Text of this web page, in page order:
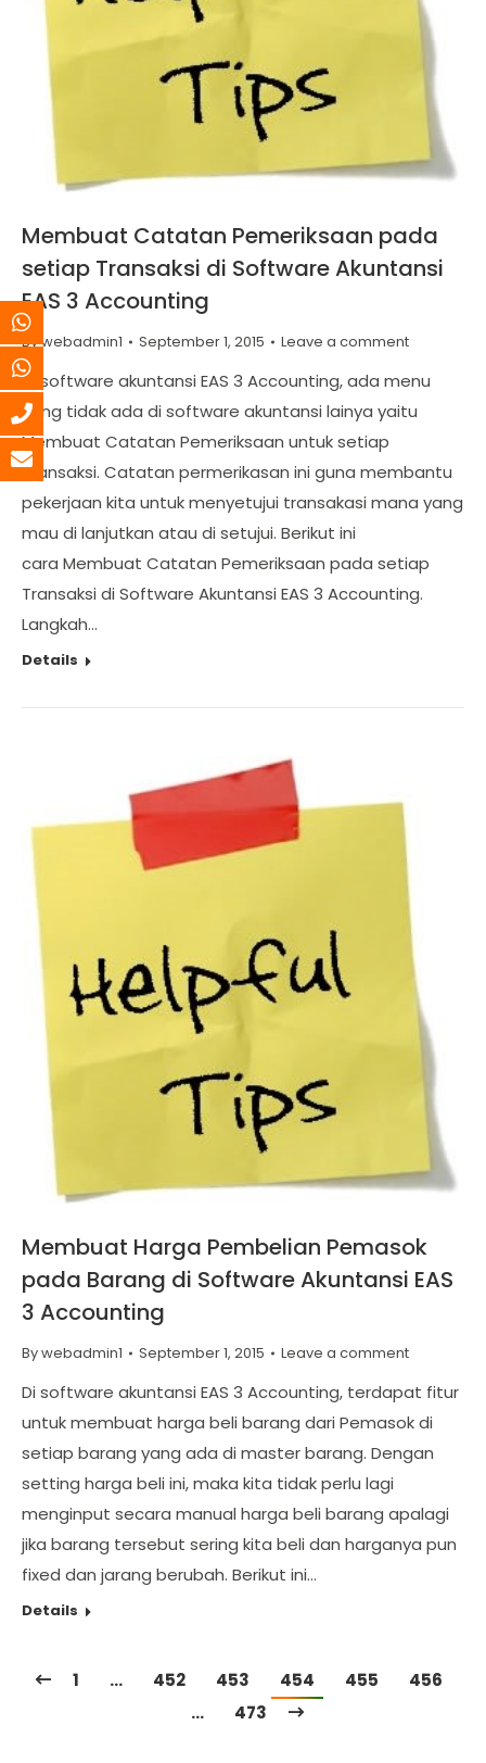
Membuat Catatan Pemeriksaan pada
setiap Transaksi di Software Akuntansi
EAS 3 Accounting
Bywebadmin1 September 1, 2015 Leave a comment
Di software akuntansi EAS 3 Accounting, ada menu
yang tidak ada di software akuntansi lainya yaitu
Membuat Catatan Pemeriksaan untuk setiap
Transaksi. Catatan permerikasan ini guna membantu
pekerjaan kita untuk menyetujui transakasi mana yang
mau di lanjutkan atau di setujui. Berikut ini
cara Membuat Catatan Pemeriksaan pada setiap
Transaksi di Software Akuntansi EAS 3 Accounting.
Langkah…
Details
Membuat Harga Pembelian Pemasok
pada Barang di Software Akuntansi EAS
3 Accounting
Bywebadmin1 September 1, 2015 Leave a comment
Di software akuntansi EAS 3 Accounting, terdapat fitur
untuk membuat harga beli barang dari Pemasok di
setiap barang yang ada di master barang. Dengan
setting harga beli ini, maka kita tidak perlu lagi
menginput secara manual harga beli barang apalagi
jika barang tersebut sering kita beli dan harganya pun
fixed dan jarang berubah. Berikut ini…
Details
1 … 452 453 454 455
456
…
473